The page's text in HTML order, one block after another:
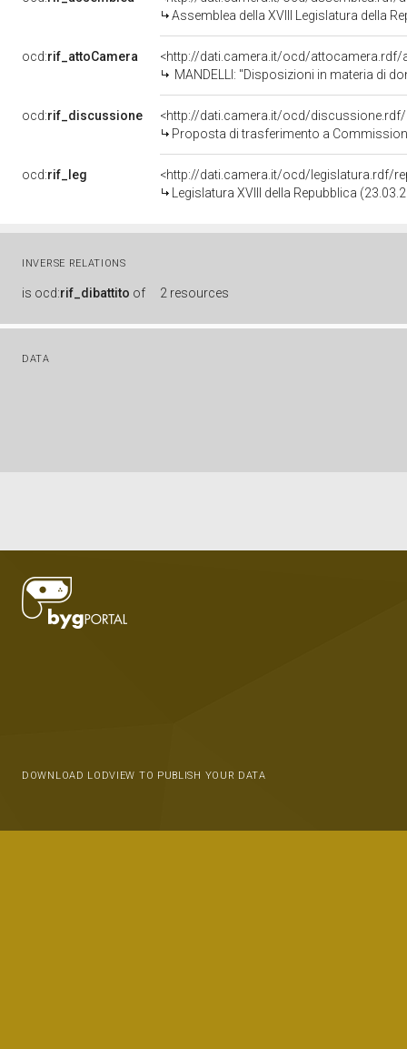
Assemblea della XVIII Legislatura della
ocd:rif_attoCamera
<http://dati.camera.it/ocd/attocamera.rdf/
MANDELLI: "Disposizioni in materia di
ocd:rif_discussione
<http://dati.camera.it/ocd/discussione.rdf/
Proposta di trasferimento a
ocd:rif_leg
<http://dati.camera.it/ocd/legislatura.rdf/
Legislatura XVIII della Repubblica
INVERSE RELATIONS
is ocd:rif_dibattito of 2 resources
DATA
DOWNLOAD LODVIEW TO PUBLISH YOUR DATA